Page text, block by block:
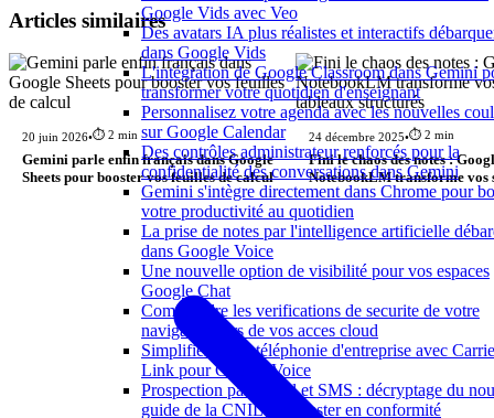
Google Vids avec Veo
Des avatars IA plus réalistes et interactifs
dans Google Vids
L'intégration de Google Classroom dans Gemini
transformer votre quotidien d'enseignant
Personnalisez votre agenda avec les nouvelles
sur Google Calendar
Des contrôles administrateur renforcés pour la
confidentialité des conversations dans Gemini
Gemini s'intègre directement dans Chrome pour
votre productivité au quotidien
La prise de notes par l'intelligence artificielle
dans Google Voice
Une nouvelle option de visibilité pour vos espaces
Google Chat
Comprendre les verifications de securite de votre
navigateur lors de vos acces cloud
Simplifiez votre téléphonie d'entreprise avec
Link pour Google Voice
Prospection par e-mail et SMS : décryptage du
guide de la CNIL pour rester en conformité
Articles similaires
20 juin 2026•⏱️ 2 min
Gemini parle enfin français dans Google
Sheets pour booster vos feuilles de calcul
24 décembre 2025•⏱️ 2 min
Fini le chaos des notes :
NotebookLM transforme vos
tableaux structurés